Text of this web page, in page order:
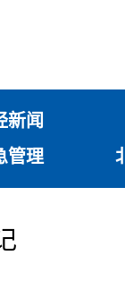
新闻
管理